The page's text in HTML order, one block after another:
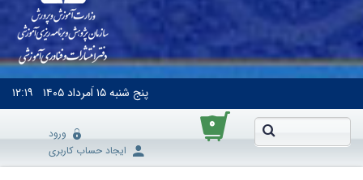
پنج شنبه۱۵ اَمرداد ۱۴۰۵ ۱۲:۱۹
۰
ورود
ایجاد حساب کاربری